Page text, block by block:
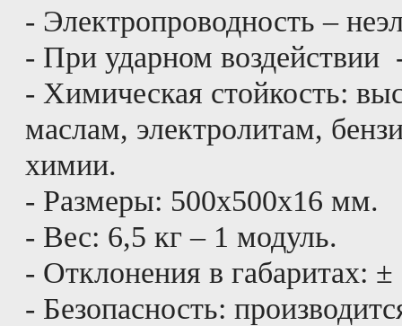
- Электропроводность –
- При ударном воздействии
- Химическая стойкость:
маслам, электролитам,
химии.
- Размеры: 500x500x16 мм.
- Вес: 6,5 кг – 1 модуль.
- Отклонения в габаритах: ±
- Безопасность: